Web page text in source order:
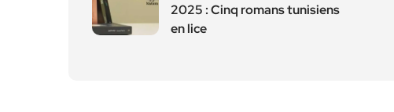
2025 : Cinq romans tunisiens
en lice